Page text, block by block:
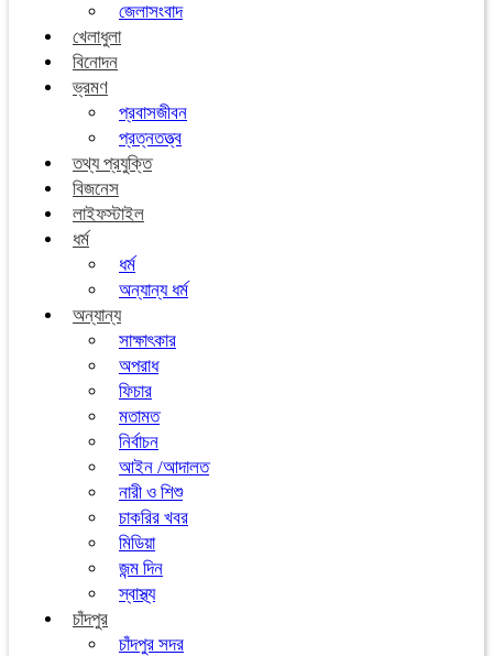
জেলাসংবাদ
খেলাধুলা
বিনোদন
ভ্রমণ
প্রবাসজীবন
প্রত্নতত্ত্ব
তথ্য প্রযুক্তি
বিজনেস
লাইফস্টাইল
ধর্ম
ধর্ম
অন্যান্য ধর্ম
অন্যান্য
সাক্ষাৎকার
অপরাধ
ফিচার
মতামত
নির্বাচন
আইন /আদালত
নারী ও শিশু
চাকরির খবর
মিডিয়া
জন্ম দিন
স্বাস্থ্য
চাঁদপুর
চাঁদপুর সদর